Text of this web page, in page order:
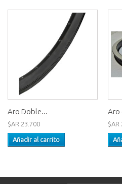
Aro Doble...
$AR 23.700
Añadir al carrito
Aro
$AR